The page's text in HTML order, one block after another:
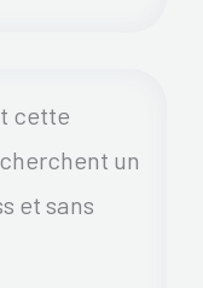
cette
un
et sans